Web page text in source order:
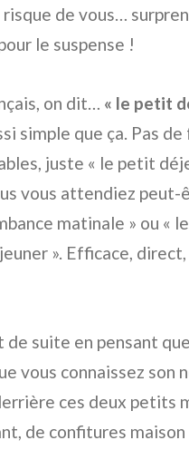
de vous…
le suspense !
on dit… « le petit
simple que ça. Pas
juste « le petit
vous attendiez
matinale » ou «
». Efficace,
suite en pensant
vous connaissez son
ces deux petits
de confitures maison